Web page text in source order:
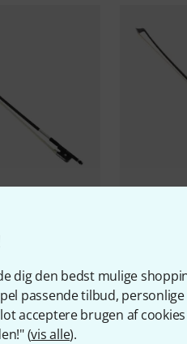
dig den bedst mulige
passende tilbud,
acceptere brugen af
(vis alle).
4/4 Special
369 kr